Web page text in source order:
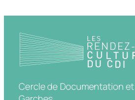
Cercle de Documentation